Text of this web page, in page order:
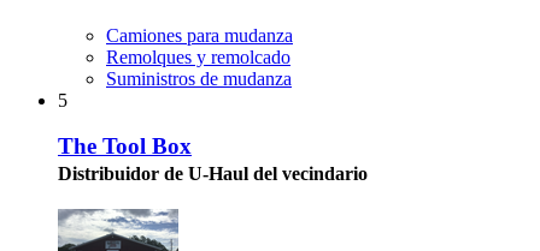
Camiones para mudanza
Remolques y remolcado
Suministros de mudanza
5
The Tool Box
Distribuidor de U-Haul del vecindario